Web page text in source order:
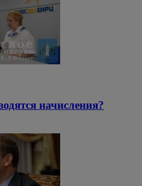
начисления?